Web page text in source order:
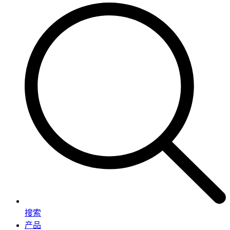
搜索
产品